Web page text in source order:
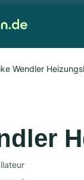
Wendler